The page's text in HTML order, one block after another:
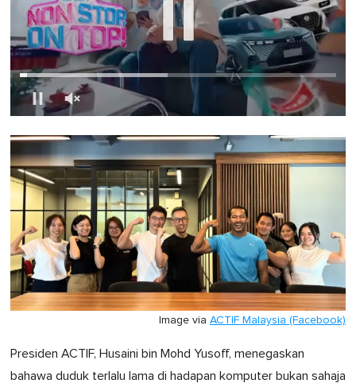
seconds
1
minute,
0
Image via ACTIF Malaysia (Facebook)
Presiden ACTIF, Husaini bin Mohd Yusoff, menegaskan
bahawa duduk terlalu lama di hadapan komputer bukan sahaja